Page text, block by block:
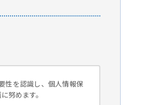
性を認識し、個人情報保
努めます。